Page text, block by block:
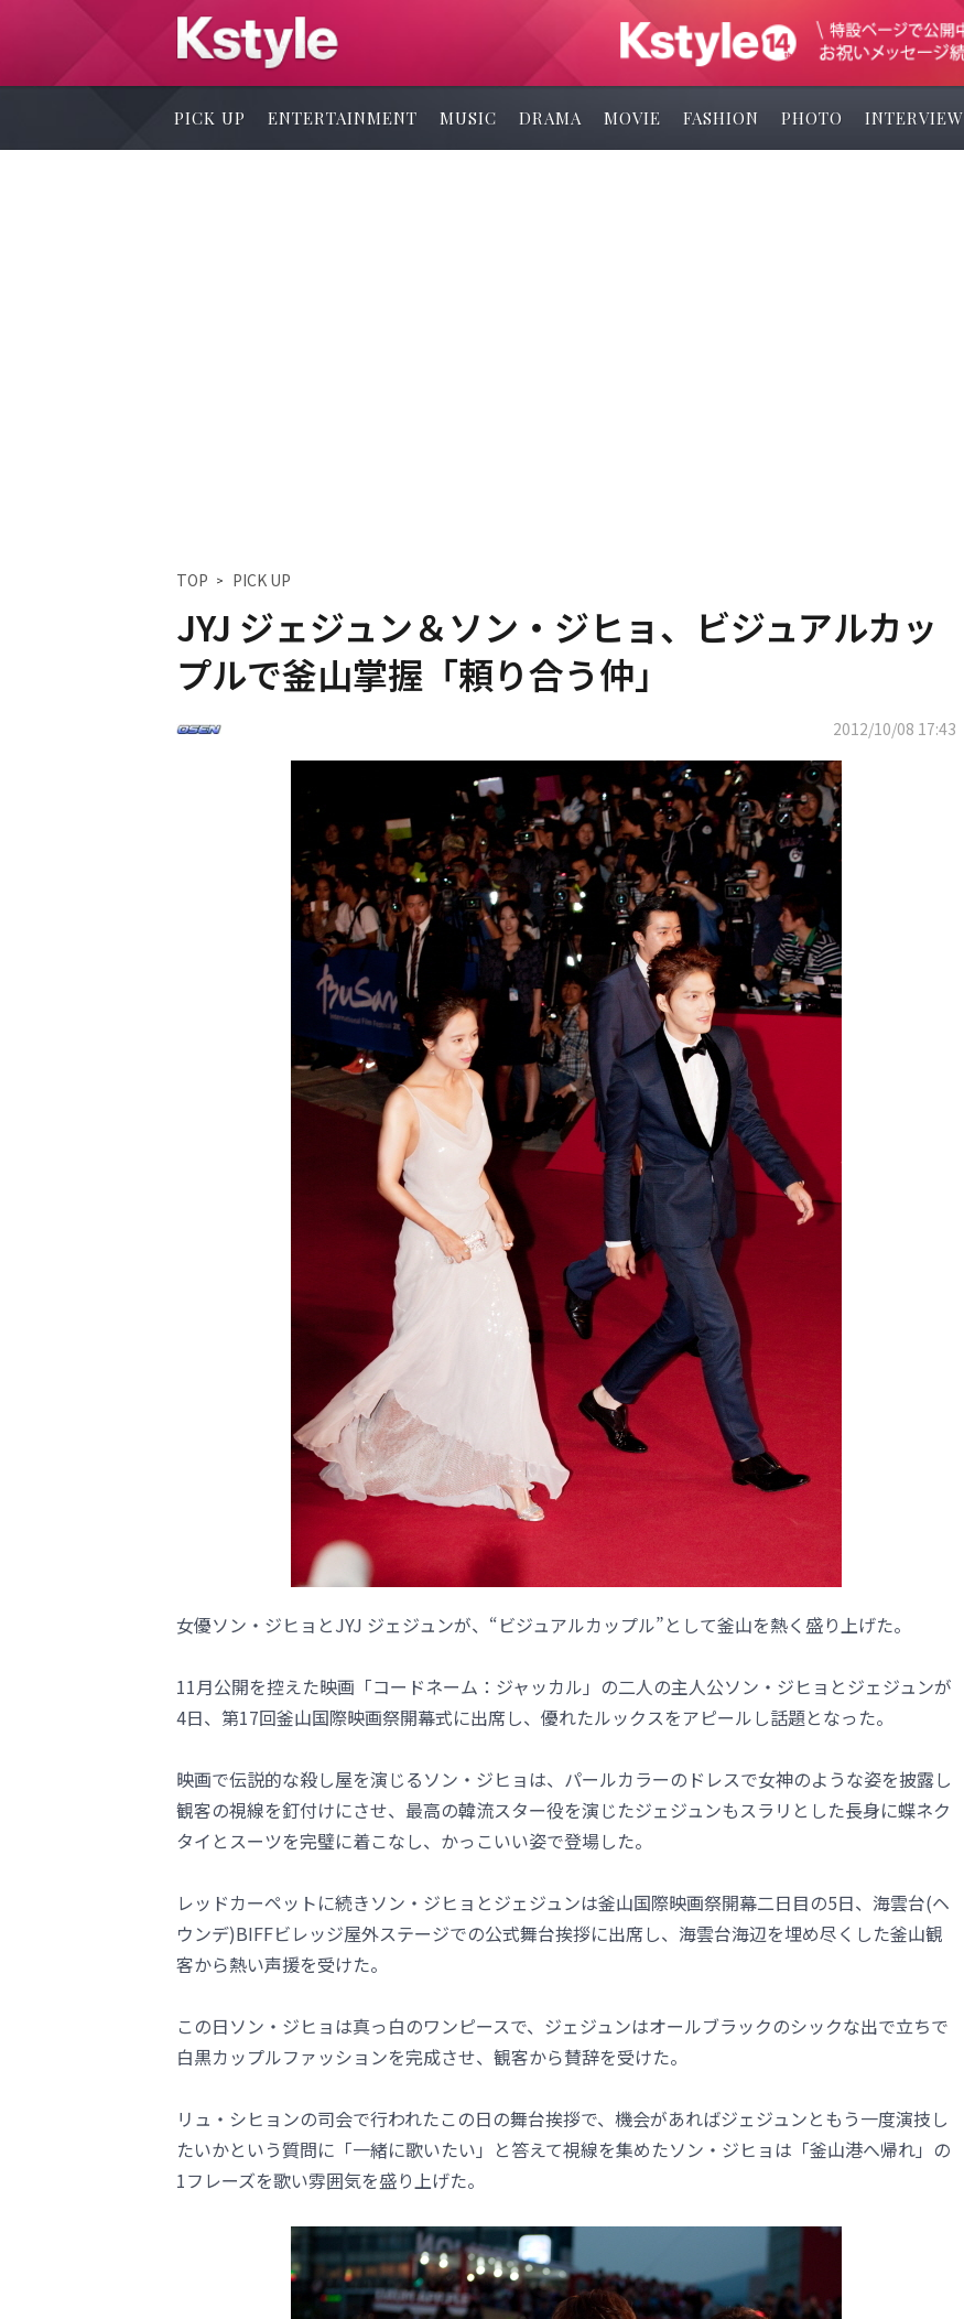
PICK UP ENTERTAINMENT MUSIC DRAMA MOVIE FASHION PHOTO INTERVIEW
TOP PICK UP
JYJ ジェジュン＆ソン・ジヒョ、ビジュアルカッ
プルで釜山掌握「頼り合う仲」
2012/10/08 17:43
女優ソン・ジヒョとJYJ ジェジュンが、“ビジュアルカップル”として釜山を熱く盛り上げた。
11月公開を控えた映画「コードネーム：ジャッカル」の二人の主人公ソン・ジヒョとジェジュンが
4日、第17回釜山国際映画祭開幕式に出席し、優れたルックスをアピールし話題となった。
映画で伝説的な殺し屋を演じるソン・ジヒョは、パールカラーのドレスで女神のような姿を披露し
観客の視線を釘付けにさせ、最高の韓流スター役を演じたジェジュンもスラリとした長身に蝶ネク
タイとスーツを完璧に着こなし、かっこいい姿で登場した。
レッドカーペットに続きソン・ジヒョとジェジュンは釜山国際映画祭開幕二日目の5日、海雲台(ヘ
ウンデ)BIFFビレッジ屋外ステージでの公式舞台挨拶に出席し、海雲台海辺を埋め尽くした釜山観
客から熱い声援を受けた。
この日ソン・ジヒョは真っ白のワンピースで、ジェジュンはオールブラックのシックな出で立ちで
白黒カップルファッションを完成させ、観客から賛辞を受けた。
リュ・シヒョンの司会で行われたこの日の舞台挨拶で、機会があればジェジュンともう一度演技し
たいかという質問に「一緒に歌いたい」と答えて視線を集めたソン・ジヒョは「釜山港へ帰れ」の
1フレーズを歌い雰囲気を盛り上げた。